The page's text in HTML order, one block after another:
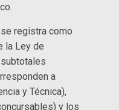
registra como
la Ley de
a
y Técnica),
y los